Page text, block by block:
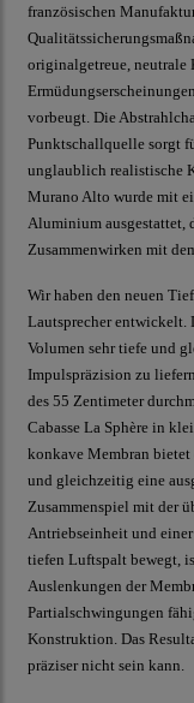
französischen
originalgetreue, neutrale
vorbeugt. Die
Punktschallquelle sorgt
unglaublich realistische
Murano Alto wurde mit
Aluminium ausgestattet,
Zusammenwirken mit
Wir haben den neuen
Lautsprecher entwickelt.
Volumen sehr tiefe und
Impulspräzision zu
des 55 Zentimeter
Cabasse La Sphère in
konkave Membran
und gleichzeitig eine
Zusammenspiel mit der
Antriebseinheit und
tiefen Luftspalt bewegt,
Auslenkungen der
Partialschwingungen
Konstruktion. Das
präziser nicht sein kann.